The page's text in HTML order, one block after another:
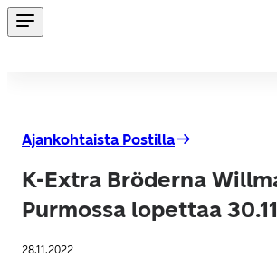
Ajankohtaista Postilla
K-Extra Bröderna
Purmossa lopettaa
28.11.2022